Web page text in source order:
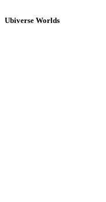
Ubiverse Worlds